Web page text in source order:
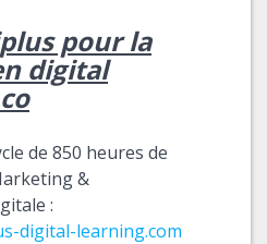
pour la
digital
de 850 heures de
&
:
digital-learning.com